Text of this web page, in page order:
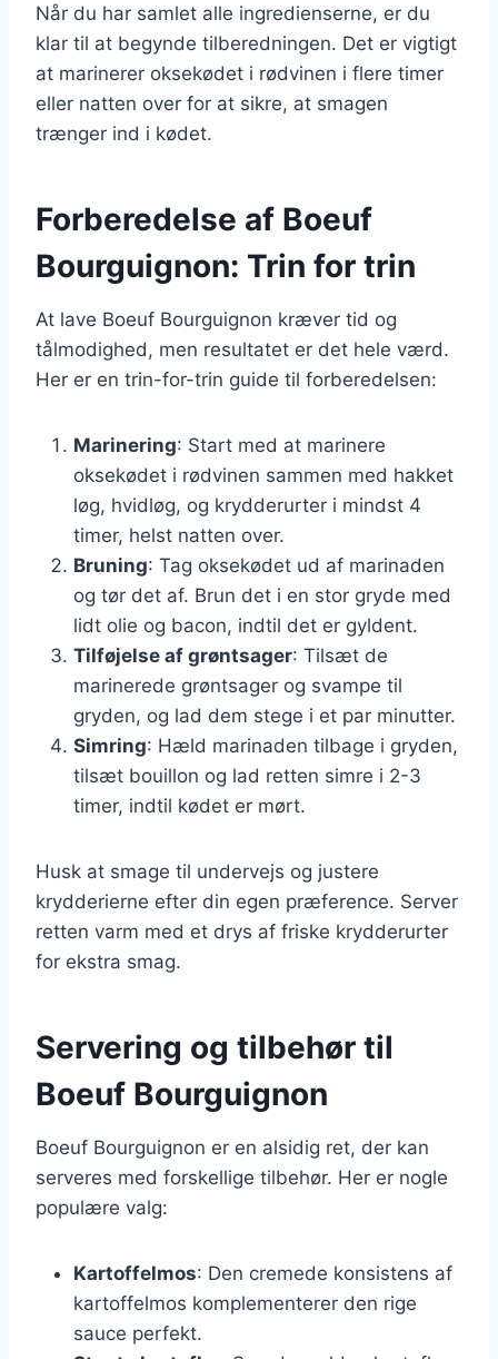
Når du har samlet alle ingredienserne, er du
klar til at begynde tilberedningen. Det er vigtigt
at marinerer oksekødet i rødvinen i flere timer
eller natten over for at sikre, at smagen
trænger ind i kødet.
Forberedelse af Boeuf
Bourguignon: Trin for trin
At lave Boeuf Bourguignon kræver tid og
tålmodighed, men resultatet er det hele værd.
Her er en trin-for-trin guide til forberedelsen:
Marinering: Start med at marinere
oksekødet i rødvinen sammen med hakket
løg, hvidløg, og krydderurter i mindst 4
timer, helst natten over.
Bruning: Tag oksekødet ud af marinaden
og tør det af. Brun det i en stor gryde med
lidt olie og bacon, indtil det er gyldent.
Tilføjelse af grøntsager: Tilsæt de
marinerede grøntsager og svampe til
gryden, og lad dem stege i et par minutter.
Simring: Hæld marinaden tilbage i gryden,
tilsæt bouillon og lad retten simre i 2-3
timer, indtil kødet er mørt.
Husk at smage til undervejs og justere
krydderierne efter din egen præference. Server
retten varm med et drys af friske krydderurter
for ekstra smag.
Servering og tilbehør til
Boeuf Bourguignon
Boeuf Bourguignon er en alsidig ret, der kan
serveres med forskellige tilbehør. Her er nogle
populære valg:
Kartoffelmos: Den cremede konsistens af
kartoffelmos komplementerer den rige
sauce perfekt.